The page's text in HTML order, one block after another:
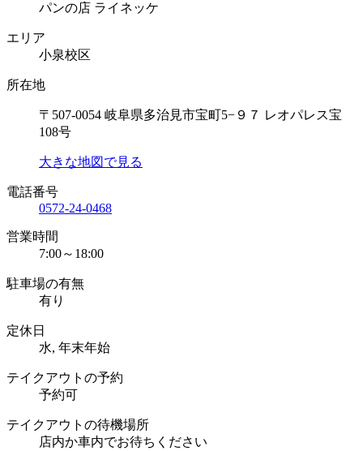
パンの店 ライネッケ
エリア
小泉校区
所在地
〒507-0054 岐阜県多治見市宝町5−９７ レオパレス宝
108号
大きな地図で見る
電話番号
0572-24-0468
営業時間
7:00～18:00
駐車場の有無
有り
定休日
水, 年末年始
テイクアウトの予約
予約可
テイクアウトの待機場所
店内か車内でお待ちください